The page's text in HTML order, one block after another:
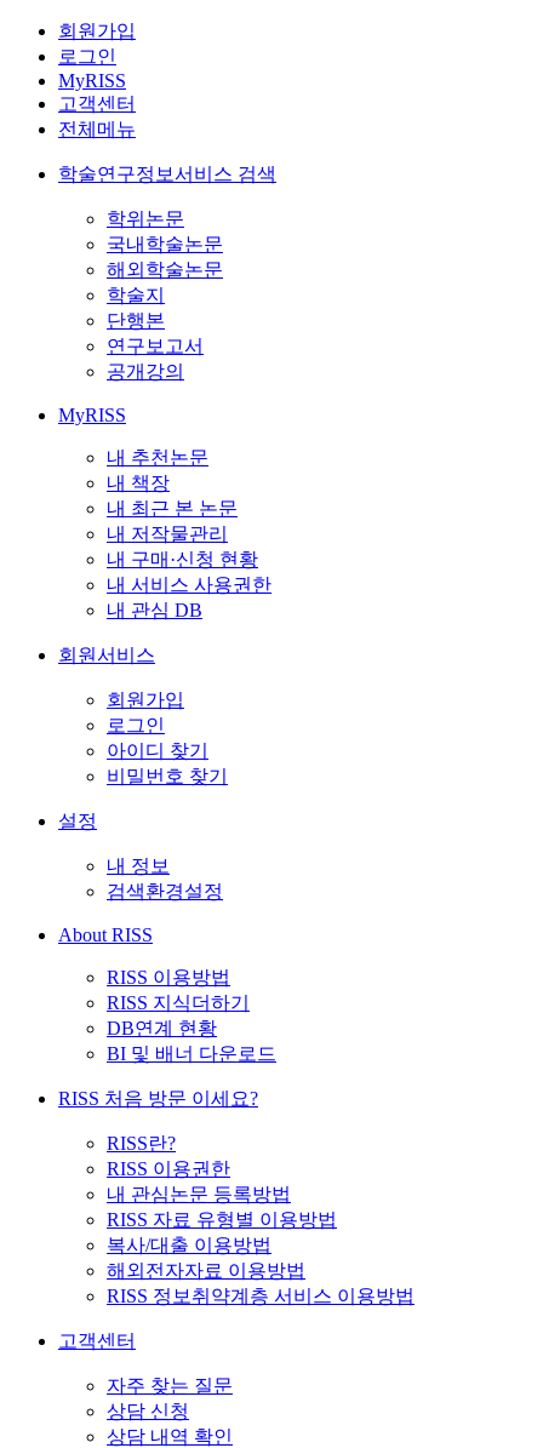
회원가입
로그인
MyRISS
고객센터
전체메뉴
학술연구정보서비스 검색
학위논문
국내학술논문
해외학술논문
학술지
단행본
연구보고서
공개강의
MyRISS
내 추천논문
내 책장
내 최근 본 논문
내 저작물관리
내 구매·신청 현황
내 서비스 사용권한
내 관심 DB
회원서비스
회원가입
로그인
아이디 찾기
비밀번호 찾기
설정
내 정보
검색환경설정
About RISS
RISS 이용방법
RISS 지식더하기
DB연계 현황
BI 및 배너 다운로드
RISS 처음 방문 이세요?
RISS란?
RISS 이용권한
내 관심논문 등록방법
RISS 자료 유형별 이용방법
복사/대출 이용방법
해외전자자료 이용방법
RISS 정보취약계층 서비스 이용방법
고객센터
자주 찾는 질문
상담 신청
상담 내역 확인